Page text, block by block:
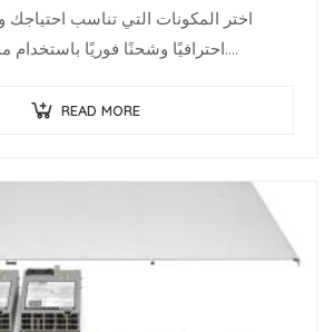
اختر المكونات التي تناسب
احترافيًا وشحنًا فوريًا باستخدام مخزون محدث دوريًا.
READ MORE